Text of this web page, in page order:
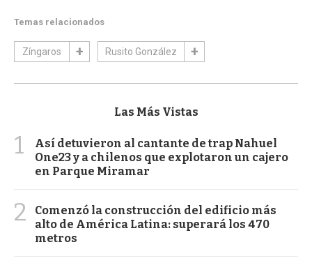
Temas relacionados
Zíngaros Rusito González
Las Más Vistas
1
Así detuvieron al cantante de trap Nahuel
One23 y a chilenos que explotaron un cajero
en Parque Miramar
2
Comenzó la construcción del edificio más
alto de América Latina: superará los 470
metros